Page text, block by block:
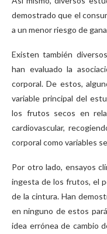
demostrado que el
a un menor riesgo de
Existen también
han evaluado la
corporal. De estos,
variable principal del
los frutos secos en
cardiovascular,
corporal como variables
Por otro lado, ensayos
ingesta de los frutos, el
de la cintura. Han
en ninguno de estos
idea errónea de cambio